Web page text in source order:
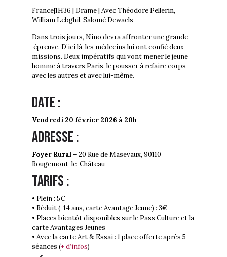
France|1H36 | Drame | Avec Théodore Pellerin,
William Lebghil, Salomé Dewaels
Dans trois jours, Nino devra affronter une grande
épreuve. D’ici là, les médecins lui ont confié deux
missions. Deux impératifs qui vont mener le jeune
homme à travers Paris, le pousser à refaire corps
avec les autres et avec lui-même.
Date :
Vendredi 20 février 2026 à 20h
Adresse :
Foyer Rural– 20 Rue de Masevaux, 90110
Rougemont-le-Château
Tarifs :
• Plein : 5€
• Réduit (-14 ans, carte Avantage Jeune) : 3€
• Places bientôt disponibles sur le Pass Culture et la
carte Avantages Jeunes
• Avec la carte Art & Essai : 1 place offerte après 5
séances (+ d’infos)